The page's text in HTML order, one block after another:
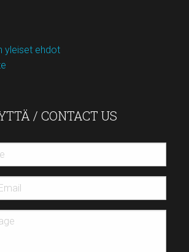
yleiset ehdot
/ CONTACT US